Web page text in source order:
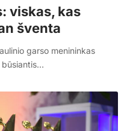
viskas, kas
šventa
garso menininkas
būsiantis…